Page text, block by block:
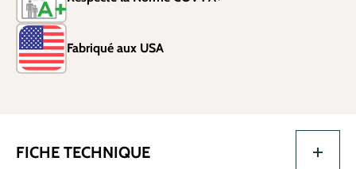
Fabriqué aux USA
FICHE TECHNIQUE